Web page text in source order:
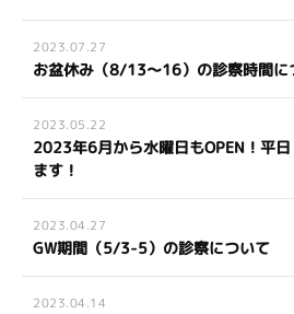
2023.07.27
お盆休み（8/13～16）の診察時間に
2023.05.22
2023年6月から水曜日もOPEN！平
ます！
2023.04.27
GW期間（5/3-5）の診察について
2023.04.14